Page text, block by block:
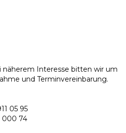
näherem Interesse bitten wir um
und Terminvereinbarung.
05 95
000 74